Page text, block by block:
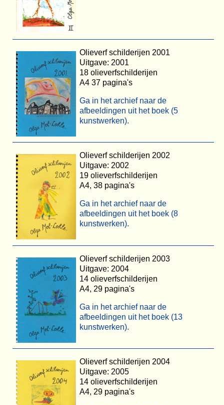
Olieverf schilderijen 2001
Uitgave: 2001
18 olieverfschilderijen
A4 37 pagina's
Ga in het archief naar de
afbeeldingen uit het boek (5
kunstwerken).
Olieverf schilderijen 2002
Uitgave: 2002
19 olieverfschilderijen
A4, 38 pagina's
Ga in het archief naar de
afbeeldingen uit het boek (8
kunstwerken).
Olieverf schilderijen 2003
Uitgave: 2004
14 olieverfschilderijen
A4, 29 pagina's
Ga in het archief naar de
afbeeldingen uit het boek (13
kunstwerken).
Olieverf schilderijen 2004
Uitgave: 2005
14 olieverfschilderijen
A4, 29 pagina's